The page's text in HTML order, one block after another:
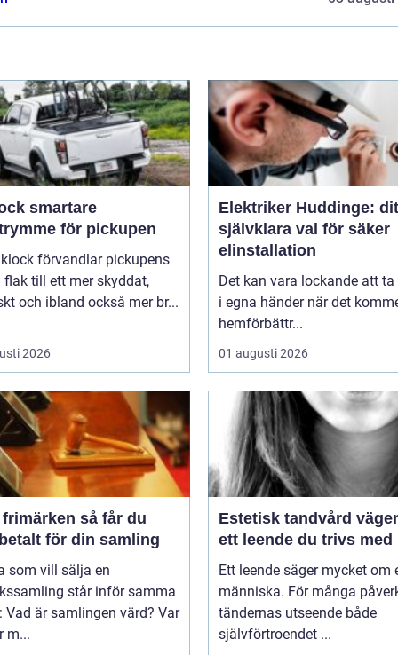
för pickupen
förvandlar pickupens
flak till ett mer skyddat,
och ibland också mer br...
2026
Elektriker Huddinge:
självklara val för säker
elinstallation
Det kan vara lockande att ta
i egna händer när det
hemförbättr...
01 augusti 2026
så får du
för din samling
som vill sälja en
står inför samma
Vad är samlingen värd? Var
m...
Estetisk tandvård vägen till
ett leende du trivs med
Ett leende säger mycket om
människa. För många
tändernas utseende både
självförtroendet ...